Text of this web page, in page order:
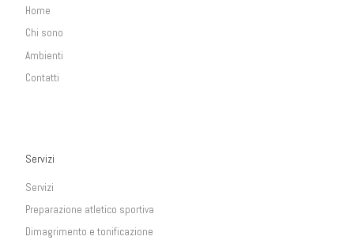
Home
Chi sono
Ambienti
Contatti
Servizi
Servizi
Preparazione atletico sportiva
Dimagrimento e tonificazione